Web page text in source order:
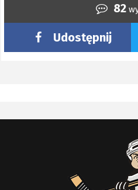
82
Udostępnij